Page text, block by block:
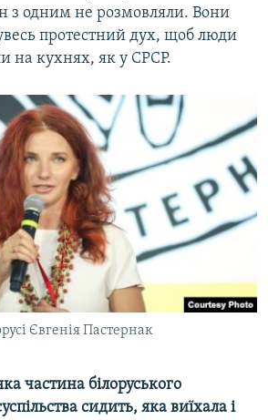
з одним не розмовляли. Вони
протестний дух, щоб люди
на кухнях, як у СРСР.
Євгенія Пастернак
частина білоруського
сидить, яка виїхала і